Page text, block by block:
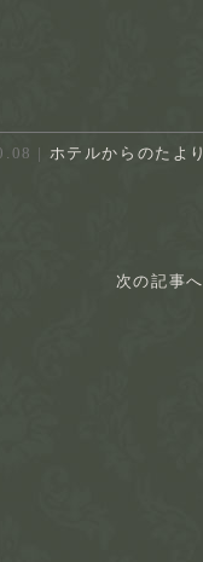
| ホテルからのたより
次の記事